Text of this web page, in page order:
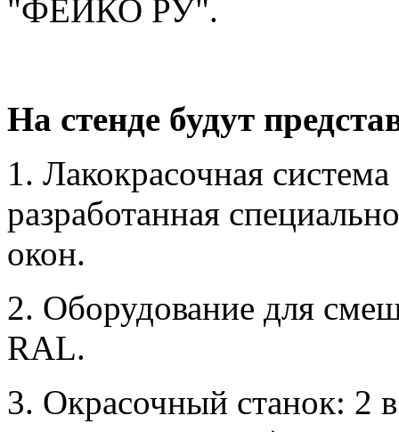
"ФЕЙКО РУ".
На стенде будут
1. Лакокрасочная
разработанная
окон.
2. Оборудование для
RAL.
3. Окрасочный станок: 2